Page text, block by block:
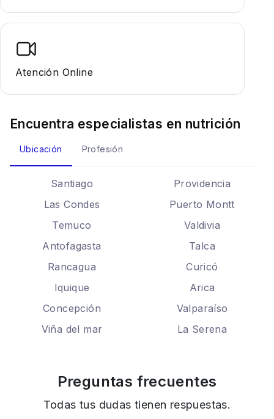
Atención Online
Encuentra especialistas en nutrición
Ubicación Profesión
Santiago
Providencia
Las Condes
Puerto Montt
Temuco
Valdivia
Antofagasta
Talca
Rancagua
Curicó
Iquique
Arica
Concepción
Valparaíso
Viña del mar
La Serena
Preguntas frecuentes
Todas tus dudas tienen respuestas.